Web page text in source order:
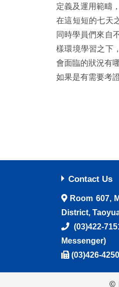
定義及運用範疇
在這短短的七天
同時學員們來自
樣環境學習之下
會面臨的狀況有
如果是有需要考
Contact Us
Room 607,
District,
(03)422-
Messenger)
(03)426-4250
©